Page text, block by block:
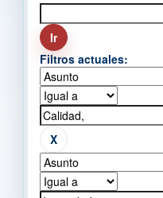
Filtros actuales: